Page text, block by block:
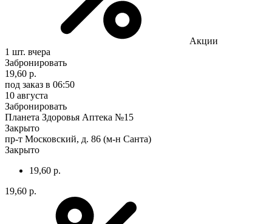
Акции
1 шт. вчера
Забронировать
19,60 р.
под заказ в 06:50
10 августа
Забронировать
Планета Здоровья Аптека №15
Закрыто
пр-т Московский, д. 86 (м-н Санта)
Закрыто
19,60 р.
19,60 р.